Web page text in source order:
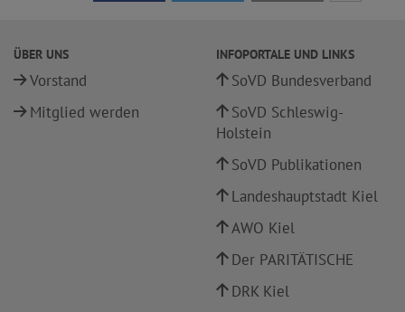
ÜBER UNS
Vorstand
Mitglied werden
INFOPORTALE UND LINKS
SoVD Bundesverband
SoVD Schleswig-
Holstein
SoVD Publikationen
Landeshauptstadt Kiel
AWO Kiel
Der PARITÄTISCHE
DRK Kiel